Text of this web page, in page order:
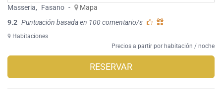
Masseria, Fasano -
Mapa
9.2 Puntuación basada en 100 comentario/s
9 Habitaciones
Precios a partir por habitación / noche
RESERVAR